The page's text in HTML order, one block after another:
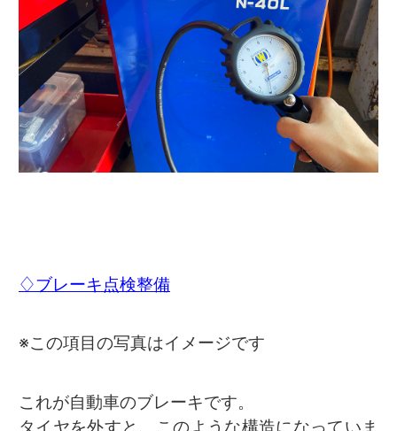
♢ブレーキ点検整備
※この項目の写真はイメージです
これが自動車のブレーキです。
タイヤを外すと、このような構造になっていま